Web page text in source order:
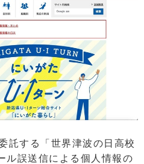
託する「世界津波の日高校
ル誤送信による個人情報の